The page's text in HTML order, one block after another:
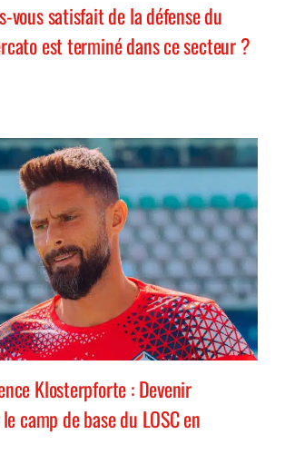
vous satisfait de la défense du
est terminé dans ce secteur ?
Klosterpforte : Devenir
camp de base du LOSC en